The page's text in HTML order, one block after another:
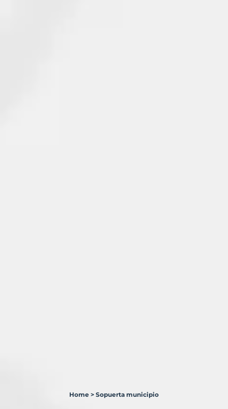
Home > Sopuerta municipio